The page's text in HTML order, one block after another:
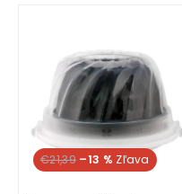
€21,39 –13 %